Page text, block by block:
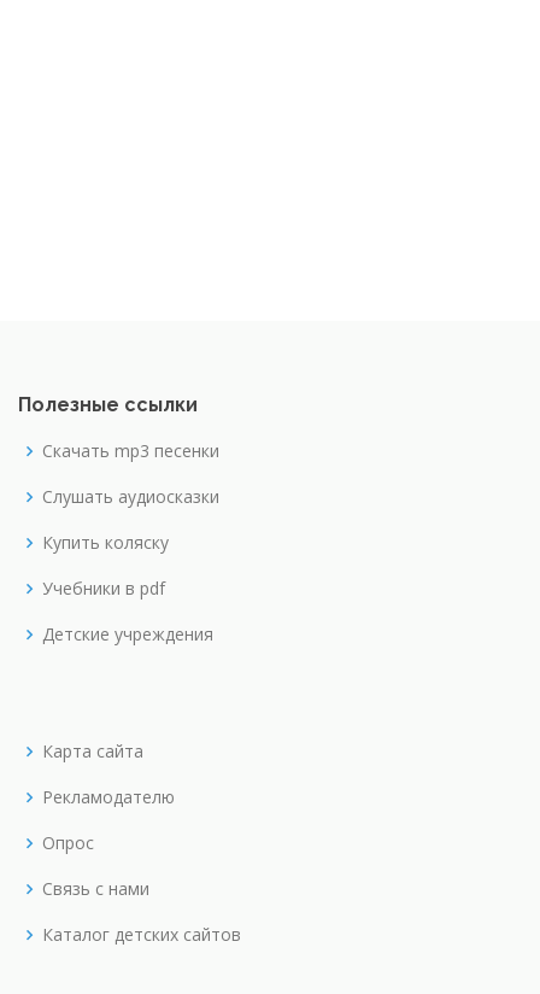
Полезные ссылки
Скачать mp3 песенки
Слушать аудиосказки
Купить коляску
Учебники в pdf
Детские учреждения
Карта сайта
Рекламодателю
Опрос
Связь с нами
Каталог детских сайтов